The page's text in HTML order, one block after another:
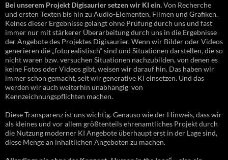
Bei unserem Projekt Digisaurier setzen wir KI ein.Von Recherche
und ersten Texten bis hin zu Audio-Elementen, Filmen und Grafiken.
Keines dieser Ergebnisse gelangt ohne Prüfung durch uns und fast
immer nur mit stärkerer Überarbeitung durch uns in die Ergebnisse
der Angebote des Projektes Digisaurier. Wenn wir Bilder oder Videos
generieren die „fotorealistisch“ sind und Situationen darstellen, die so
nicht waren bzw. versuchen Situationen nachzubilden, von denen es
keine Fotos oder Videos gibt, weisen wir darauf hin. Das haben wir
immer schon gemacht, seit wir generative KI einsetzen. Und das
werden wir auch weiterhin unabhängig von
Kennzeichnungspflichten machen.
Diese Transparenz ist uns wichtig. Genauso wie der Hinweis, dass wir
als kleines und vor allem größtenteils ehrenamtliches Projekt durch
die Nutzung moderner KI Angebote überhaupt erst in der Lage sind,
diese Menge an inhaltlichen Angeboten zu machen.